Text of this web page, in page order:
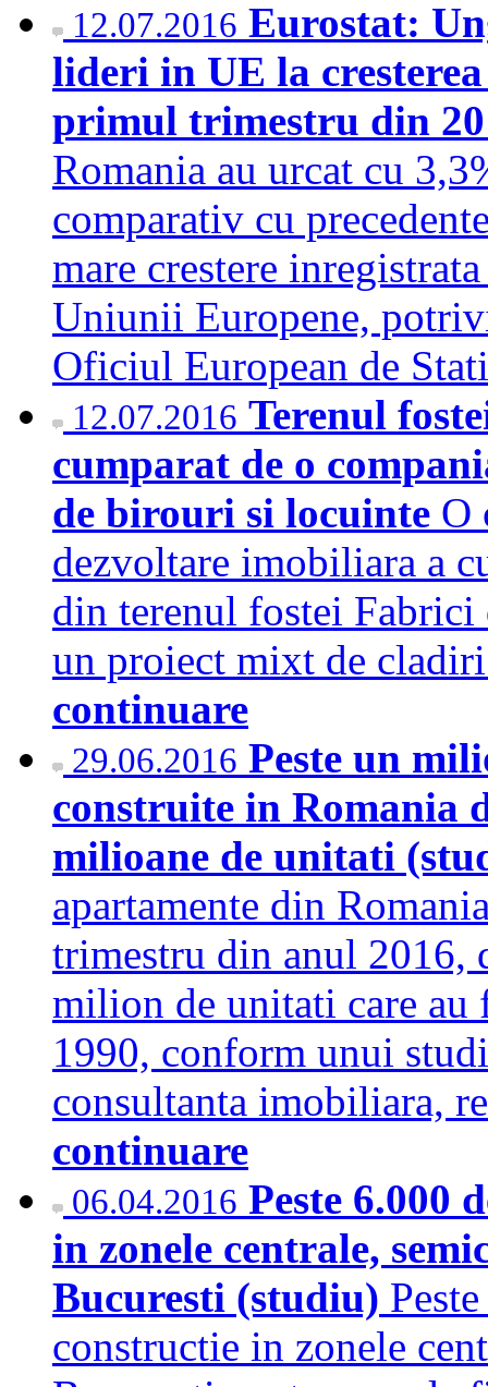
12.07.2016 Eurostat:
lideri in UE la
primul trimestru din
Romania au urcat cu
comparativ cu
mare crestere
Uniunii Europene,
Oficiul European de
12.07.2016 Terenul
cumparat de o
de birouri si locuinte O
dezvoltare imobiliara a
din terenul fostei Fabrici
un proiect mixt de
continuare
29.06.2016 Peste un
construite in Romania
milioane de unitati
apartamente din
trimestru din anul 2016,
milion de unitati care au
1990, conform unui
consultanta imobiliara,
continuare
06.04.2016 Peste 6.000
in zonele centrale,
Bucuresti (studiu)
constructie in zonele